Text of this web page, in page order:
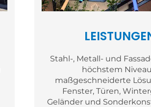
Stahl-, Metall- und
höchstem
maßgeschneiderte
Fenster, Türen,
Geländer und